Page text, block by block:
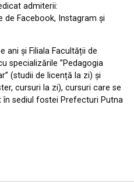
admiterii:
de Facebook, Instagram și
ani și Filiala Facultății de
specializările ”Pedagogia
(studii de licență la zi) și
cursuri la zi), cursuri care se
sediul fostei Prefecturi Putna